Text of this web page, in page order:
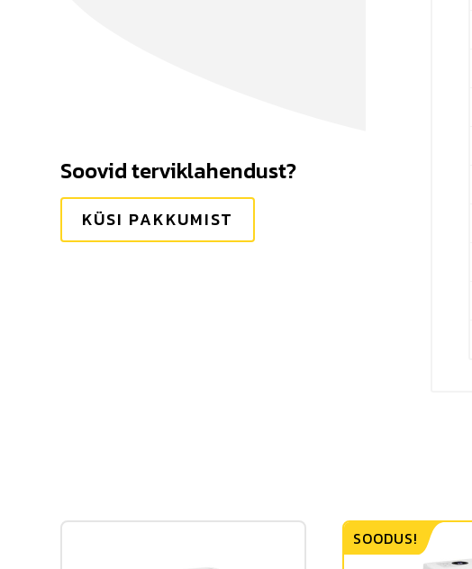
Soovid terviklahendust?
KÜSI PAKKUMIST